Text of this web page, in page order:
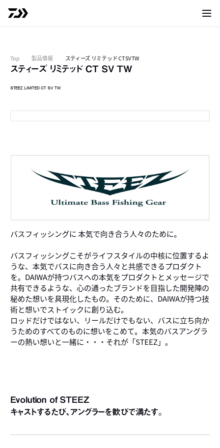
サイ
Top 製品情報 スティーズ リミテッド CT SV TW
スティーズ リミテッド CT SV TW
STEEZ LIMITED CT SV TW
バスフィッシングに 本気で向き合う人々のために。
バスフィッシングこそがライフスタイルの中核に位置するよ
うな、本気でバスに向き合う人々と共感できるプロダクト
を。DAIWAが持つバスへの本気をプロダクトとメッセージで
共有できるような、心の通ったブランドを目指した開発陣の
秘めた想いを具現化したもの。そのために、DAIWAが持つ技
術と想いでストイックに創り込む。
ロッドだけではない、リールだけでもない、バスに立ち向か
うためのすべてのものに想いをこめて。本気のバスアングラ
ーの熱い想いと一緒に・・・それが「STEEZ」。
Evolution of STEEZ
キャストするたび、アングラーを歓びで満たす。